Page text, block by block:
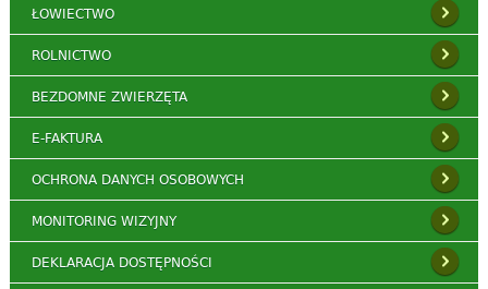
ŁOWIECTWO
ROLNICTWO
BEZDOMNE ZWIERZĘTA
E-FAKTURA
OCHRONA DANYCH OSOBOWYCH
MONITORING WIZYJNY
DEKLARACJA DOSTĘPNOŚCI